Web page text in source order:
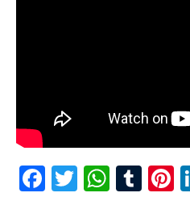
Facebook
Twitter